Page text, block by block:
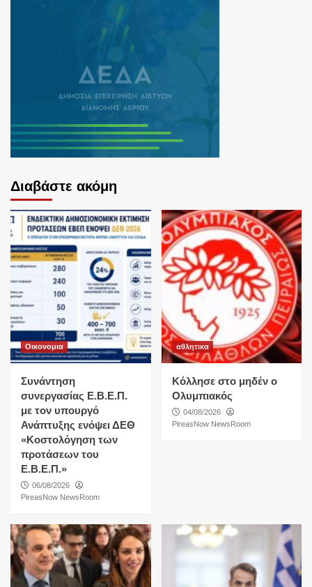
Διαβάστε ακόμη
Οικονομια
Συνάντηση
συνεργασίας Ε.Β.Ε.Π.
με τον υπουργό
Ανάπτυξης ενόψει ΔΕΘ
«Κοστολόγηση των
προτάσεων του
Ε.Β.Ε.Π.»
06/08/2026
PireasNow NewsRoom
αθλητικα
Κόλλησε στο μηδέν ο
Ολυμπιακός
04/08/2026
PireasNow NewsRoom